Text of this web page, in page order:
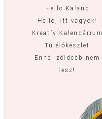
Hello Kaland
Helló, itt vagyok!
Kreatív Kalendárium
Túlélőkészlet
Ennél zöldebb nem
lesz!